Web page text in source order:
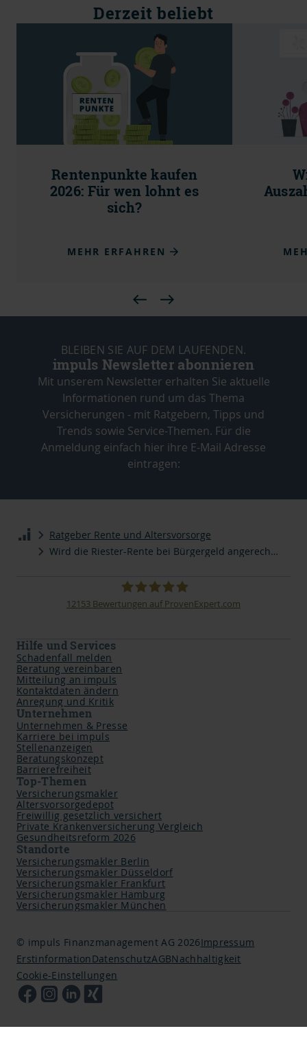
Derzeit beliebt
Rentenpunkte kaufen
2026: Für wen lohnt es
sich?
MEHR ERFAHREN
BLEIBEN SIE AUF DEM LAUFENDEN.
impuls Newsletter abonnieren
Mit unserem Newsletter erhalten Sie aktuelle
Informationen rund um das Thema
Versicherungen - mit Ratgebern, Tipps und
Trends sowie Service-Themen. Für die
Anmeldung einfach hier ihre E-Mail Adresse
eintragen:
Ratgeber Rente und Altersvorsorge
Wird die Riester-Rente bei Bürgergeld angerechnet?
12153 Bewertungen auf ProvenExpert.com
Hilfe und Services
Schadenfall melden
Beratung vereinbaren
Mitteilung an impuls
Kontaktdaten ändern
Anregung und Kritik
Unternehmen
Unternehmen & Presse
Karriere bei impuls
Stellenanzeigen
Beratungskonzept
Barrierefreiheit
Top-Themen
Versicherungsmakler
Altersvorsorgedepot
Freiwillig gesetzlich versichert
Private Krankenversicherung Vergleich
Gesundheitsreform 2026
Standorte
Versicherungsmakler Berlin
Versicherungsmakler Düsseldorf
Versicherungsmakler Frankfurt
Versicherungsmakler Hamburg
Versicherungsmakler München
© impuls Finanzmanagement AG 2026Impressum
ErstinformationDatenschutzAGBNachhaltigkeit
Cookie-Einstellungen